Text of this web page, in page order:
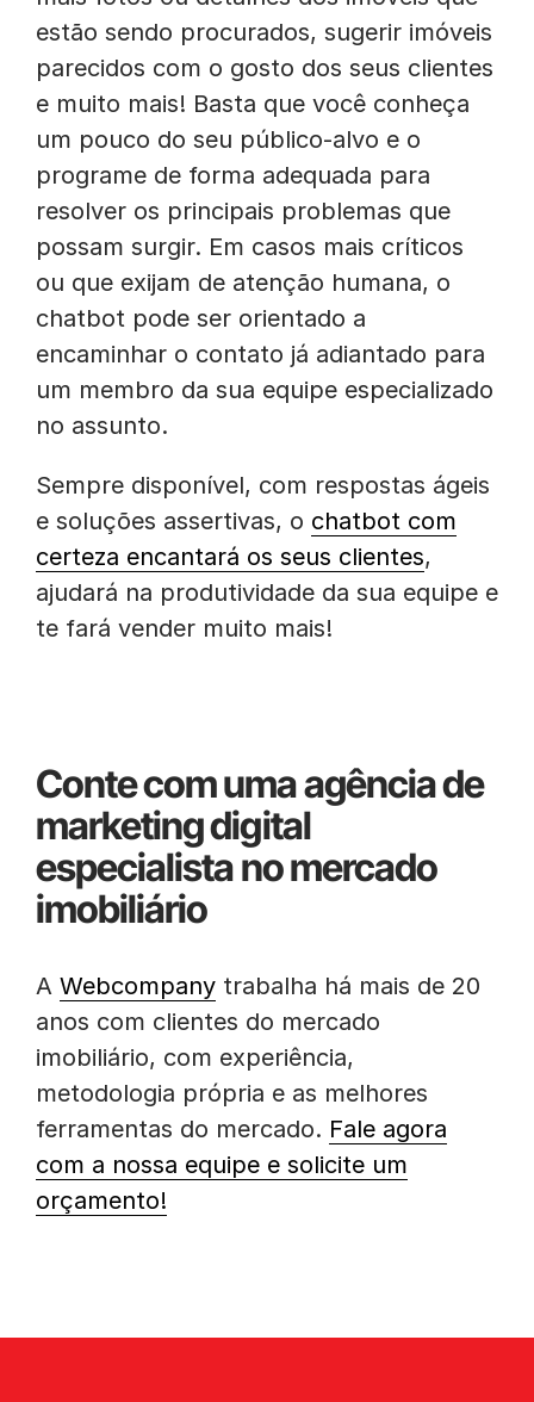
estão sendo procurados, sugerir imóveis
parecidos com o gosto dos seus clientes
e muito mais! Basta que você conheça
um pouco do seu público-alvo e o
programe de forma adequada para
resolver os principais problemas que
possam surgir. Em casos mais críticos
ou que exijam de atenção humana, o
chatbot pode ser orientado a
encaminhar o contato já adiantado para
um membro da sua equipe especializado
no assunto.
Sempre disponível, com respostas ágeis
e soluções assertivas, o chatbot com
certeza encantará os seus clientes,
ajudará na produtividade da sua equipe e
te fará vender muito mais!
Conte com uma agência de
marketing digital
especialista no mercado
imobiliário
A Webcompany trabalha há mais de 20
anos com clientes do mercado
imobiliário, com experiência,
metodologia própria e as melhores
ferramentas do mercado. Fale agora
com a nossa equipe e solicite um
orçamento!